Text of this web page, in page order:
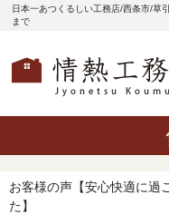
日本一あつくるしい工務店/西条市/草
まで
お客様の声【安心快適に過
た】